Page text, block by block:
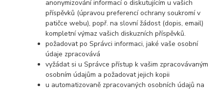
anonymizování informací o diskutujícím u vašich
příspěvků (úpravou preferencí ochrany soukromí v
patičce webu), popř. na slovní žádost (dopis, email)
kompletní výmaz vašich diskuzních příspěvků.
požadovat po Správci informaci, jaké vaše osobní
údaje zpracovává
vyžádat si u Správce přístup k vašim zpracovávaným
osobním údajům a požadovat jejich kopii
u automatizovaně zpracovaných osobních údajů na